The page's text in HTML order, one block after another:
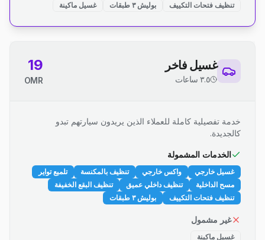
تنظيف فتحات التكييف بوليش ٣ طبقات غسيل ماكينة
غسيل فاخر
٣.٥ ساعات
19
OMR
خدمة تفصيلية كاملة للعملاء الذين يريدون سيارتهم تبدو
كالجديدة.
الخدمات المشمولة
غسيل خارجي واكس خارجي تنظيف بالمكنسة
تلميع تواير
مسح الداخلية
تنظيف داخلي عميق
تنظيف البقع الخفيفة
تنظيف فتحات التكييف
بوليش ٣ طبقات
غير مشمول
غسيل ماكينة